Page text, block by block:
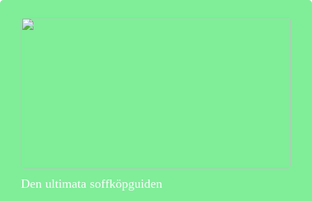
Den ultimata soffköpguiden